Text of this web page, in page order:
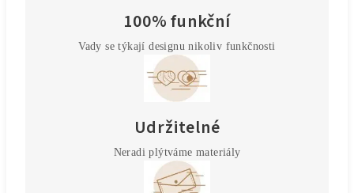
100% funkční
Vady se týkají designu nikoliv funkčnosti
Udržitelné
Neradi plýtváme materiály